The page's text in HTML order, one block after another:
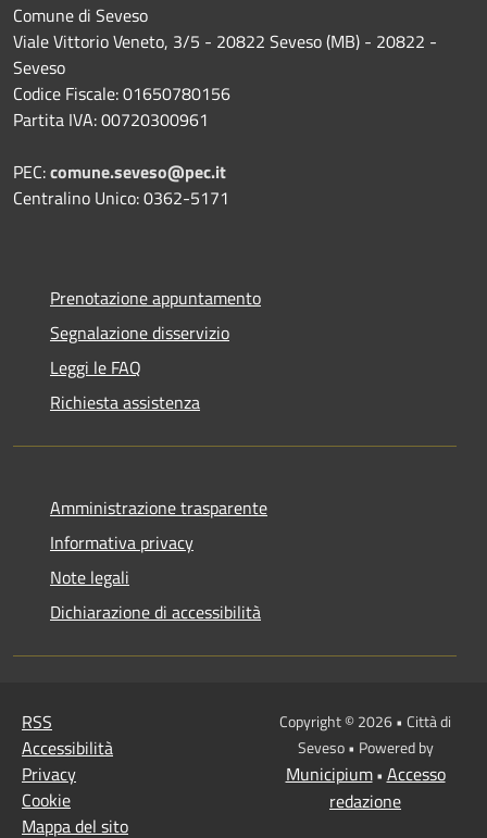
Comune di Seveso
Viale Vittorio Veneto, 3/5 - 20822 Seveso (MB) - 20822 -
Seveso
Codice Fiscale: 01650780156
Partita IVA: 00720300961
PEC:comune.seveso@pec.it
Centralino Unico: 0362-5171
Prenotazione appuntamento
Segnalazione disservizio
Leggi le FAQ
Richiesta assistenza
Amministrazione trasparente
Informativa privacy
Note legali
Dichiarazione di accessibilità
RSS
Accessibilità
Privacy
Cookie
Mappa del sito
Copyright © 2026 • Città di
Seveso • Powered by
Municipium• Accesso
redazione